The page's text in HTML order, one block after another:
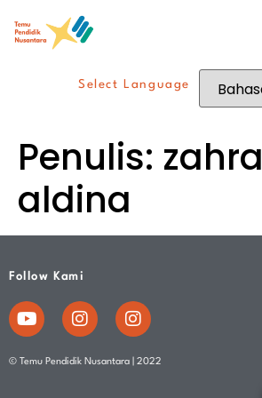
Select Language
Penulis: zahra
aldina
Follow Kami
© Temu Pendidik Nusantara | 2022